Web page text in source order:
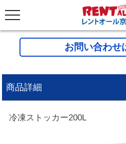
お問い合わせ
商品詳細
冷凍ストッカー200L